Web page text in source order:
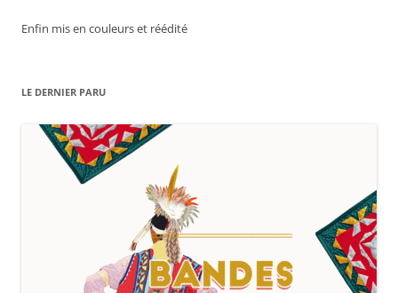
Enfin mis en couleurs et réédité
LE DERNIER PARU